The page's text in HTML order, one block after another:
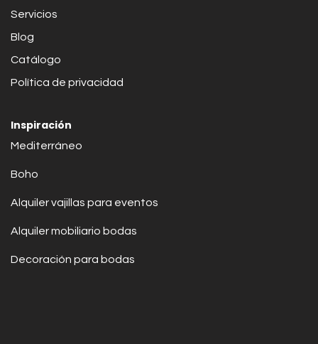
Servicios
Blog
Catálogo
Política de privacidad
Inspiración
Mediterráneo
Boho
Alquiler vajillas para eventos
Alquiler mobiliario bodas
Decoración para bodas